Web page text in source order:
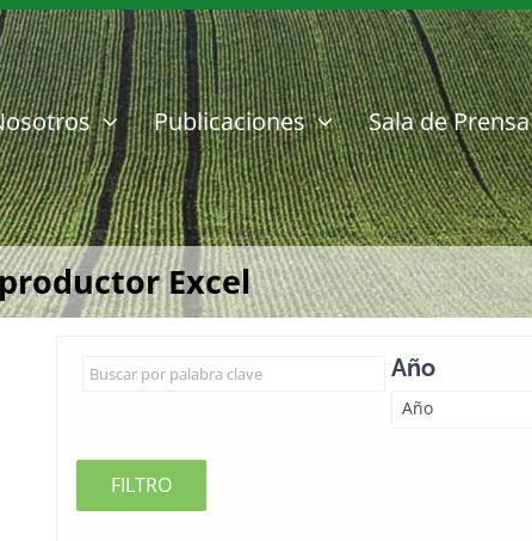
Publicaciones Sala de Prensa
Excel
Año
Año
FILTRO